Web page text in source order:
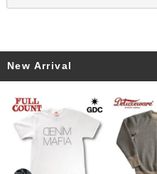
New Arrival